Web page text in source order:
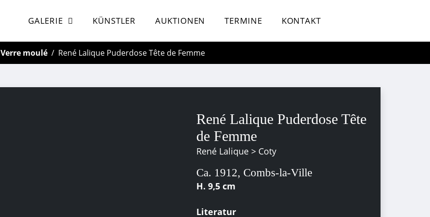
GALERIE KÜNSTLER AUKTIONEN TERMINE KONTAKT
Verre moulé René Lalique Puderdose Tête de Femme
René Lalique Puderdose Tête
de Femme
René Lalique > Coty
Ca. 1912, Combs-la-Ville
H. 9,5 cm
Literatur